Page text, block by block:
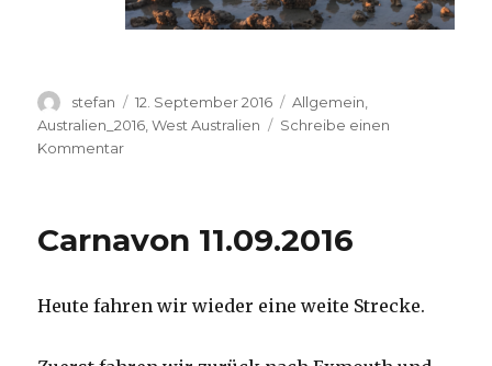
Autor
stefan
Veröffentlicht
am
12. September 2016 Kategorien
Allgemein
Australien_2016 ,West Australien
Schreibe einen
Kommentarzu
Carnavon 11.09.2016
Heute fahren wir wieder eine weite Strecke.